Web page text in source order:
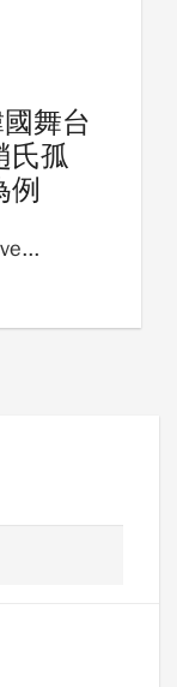
舞台
氏孤
例